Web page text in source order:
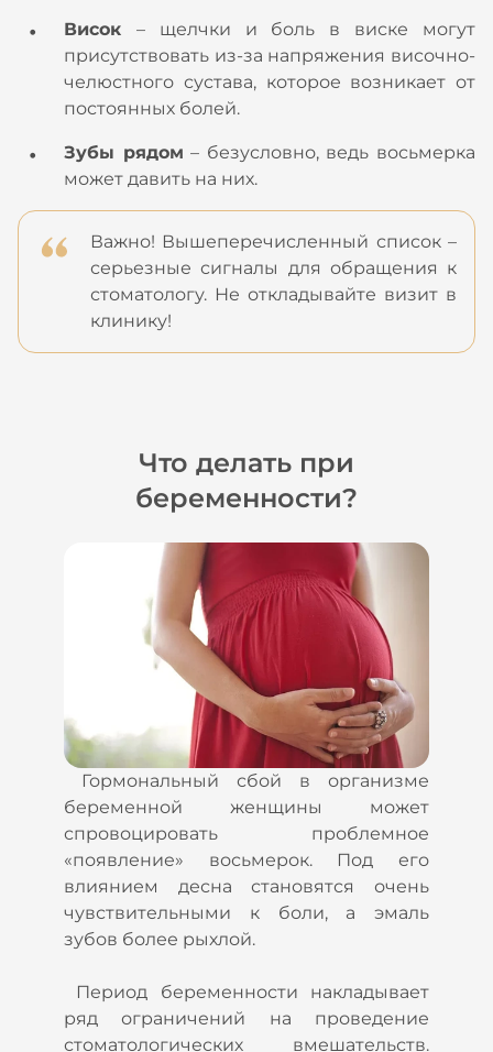
Висок – щелчки и боль в виске могут
присутствовать из-за напряжения височно-
челюстного сустава, которое возникает от
постоянных болей.
Зубы рядом – безусловно, ведь восьмерка
может давить на них.
Важно! Вышеперечисленный список –
серьезные сигналы для обращения к
стоматологу. Не откладывайте визит в
клинику!
Что делать при
беременности?
Гормональный сбой в организме
беременной женщины может
спровоцировать проблемное
«появление» восьмерок. Под его
влиянием десна становятся очень
чувствительными к боли, а эмаль
зубов более рыхлой.
Период беременности накладывает
ряд ограничений на проведение
стоматологических вмешательств.